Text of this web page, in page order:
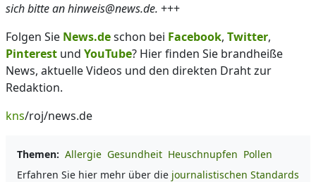
sich bitte an hinweis@news.de. +++
Folgen Sie News.deschon bei Facebook, Twitter,
Pinterest und YouTube? Hier finden Sie brandheiße
News, aktuelle Videos und den direkten Draht zur
Redaktion.
kns/roj/news.de
Themen: Allergie Gesundheit Heuschnupfen Pollen
Erfahren Sie hier mehr über die journalistischen Standards